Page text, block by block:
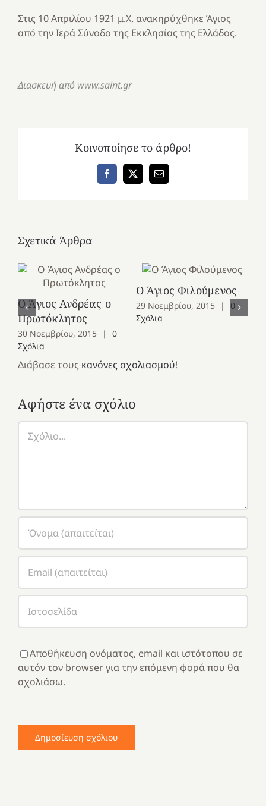
Στις 10 Απριλίου 1921 μ.Χ. ανακηρύχθηκε Άγιος
από την Ιερά Σύνοδο της Εκκλησίας της Ελλάδος.
Διασκευή από www.saint.gr
Κοινοποίησε το άρθρο!
Facebook
X Email
Σχετικά Άρθρα
Ο Άγιος Ανδρέας ο
Πρωτόκλητος
30 Νοεμβρίου, 2015 |
0
Σχόλια
Ο Άγιος Φιλούμενος
29 Νοεμβρίου, 2015 |
0
Σχόλια
Διάβασε τους κανόνες σχολιασμού!
Αφήστε ένα σχόλιο
Αποθήκευση ονόματος, email και ιστότοπου σε
αυτόν τον browser για την επόμενη φορά που θα
σχολιάσω.